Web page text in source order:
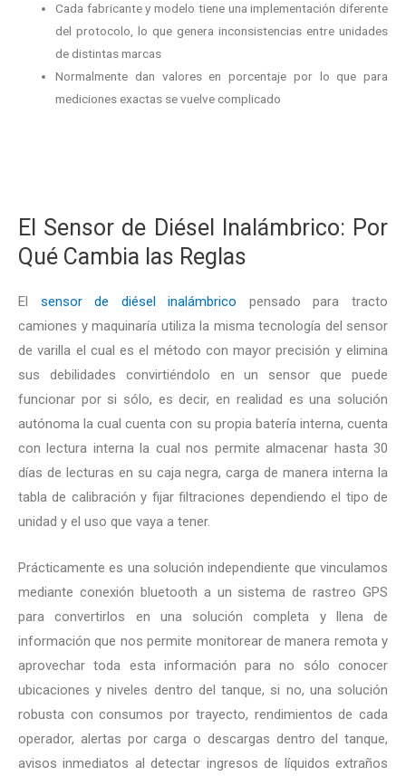
Cada fabricante y modelo tiene una implementación diferente
del protocolo, lo que genera inconsistencias entre unidades
de distintas marcas
Normalmente dan valores en porcentaje por lo que para
mediciones exactas se vuelve complicado
El Sensor de Diésel Inalámbrico: Por
Qué Cambia las Reglas
El sensor de diésel inalámbrico pensado para tracto
camiones y maquinaría utiliza la misma tecnología del sensor
de varilla el cual es el método con mayor precisión y elimina
sus debilidades convirtiéndolo en un sensor que puede
funcionar por si sólo, es decir, en realidad es una solución
autónoma la cual cuenta con su propia batería interna, cuenta
con lectura interna la cual nos permite almacenar hasta 30
días de lecturas en su caja negra, carga de manera interna la
tabla de calibración y fijar filtraciones dependiendo el tipo de
unidad y el uso que vaya a tener.
Prácticamente es una solución independiente que vinculamos
mediante conexión bluetooth a un sistema de rastreo GPS
para convertirlos en una solución completa y llena de
información que nos permite monitorear de manera remota y
aprovechar toda esta información para no sólo conocer
ubicaciones y niveles dentro del tanque, si no, una solución
robusta con consumos por trayecto, rendimientos de cada
operador, alertas por carga o descargas dentro del tanque,
avisos inmediatos al detectar ingresos de líquidos extraños